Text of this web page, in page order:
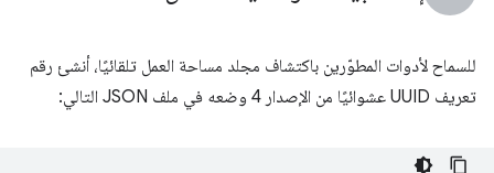
للسماح لأدوات المطوّرين باكتشاف مجلد مساحة العمل تلقائيًا، أنشئ رقم
تعريف UUID عشوائيًا من الإصدار 4 وضعه في ملف JSON التالي: